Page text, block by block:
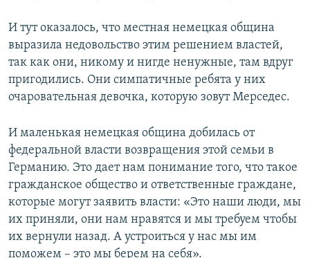
И тут оказалось, что местная немецкая община
выразила недовольство этим решением властей,
так как они, никому и нигде ненужные, там вдруг
пригодились. Они симпатичные ребята у них
очаровательная девочка, которую зовут Мерседес.
И маленькая немецкая община добилась от
федеральной власти возвращения этой семьи в
Германию. Это дает нам понимание того, что такое
гражданское общество и ответственные граждане,
которые могут заявить власти: «Это наши люди, мы
их приняли, они нам нравятся и мы требуем чтобы
их вернули назад. А устроиться у нас мы им
поможем – это мы берем на себя».